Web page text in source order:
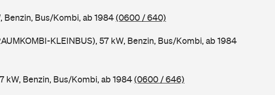
Benzin, Bus/Kombi, ab 1984(0600 / 640)
KLEINBUS), 57 kW, Benzin, Bus/Kombi, ab 1984
kW, Benzin, Bus/Kombi, ab 1984(0600 / 646)